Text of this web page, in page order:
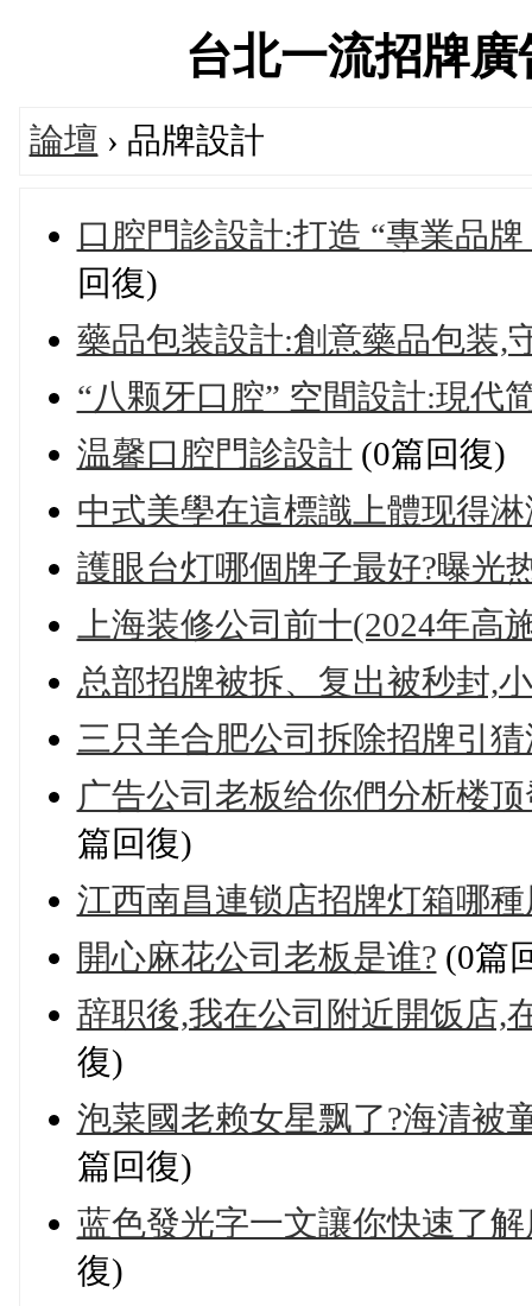
台北一流招牌
論壇 › 品牌設計
口腔門診設計:打造 “專業品
回復)
藥品包装設計:創意藥品包装,
“八颗牙口腔” 空間設計:現代
温馨口腔門診設計 (0篇回復)
中式美學在這標識上體现得
護眼台灯哪個牌子最好?曝光
上海装修公司前十(2024年高
总部招牌被拆、复出被秒封,
三只羊合肥公司拆除招牌引
广告公司老板给你們分析楼
篇回復)
江西南昌連锁店招牌灯箱哪
開心麻花公司老板是谁? (0篇
辞职後,我在公司附近開饭店,
復)
泡菜國老赖女星飘了?海清被
篇回復)
蓝色發光字一文讓你快速了
復)